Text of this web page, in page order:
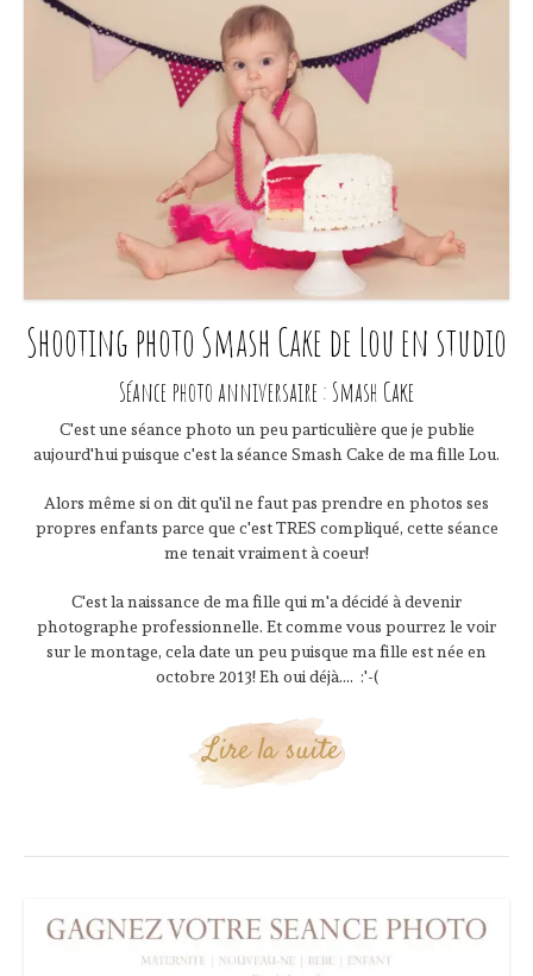
Shooting photo Smash Cake de Lou en studio
Séance photo anniversaire : Smash Cake
C'est une séance photo un peu particulière que je publie
aujourd'hui puisque c'est la séance Smash Cake de ma fille Lou.
Alors même si on dit qu'il ne faut pas prendre en photos ses
propres enfants parce que c'est TRES compliqué, cette séance
me tenait vraiment à coeur!
C'est la naissance de ma fille qui m'a décidé à devenir
photographe professionnelle. Et comme vous pourrez le voir
sur le montage, cela date un peu puisque ma fille est née en
octobre 2013! Eh oui déjà.... :'-(
Lire la suite